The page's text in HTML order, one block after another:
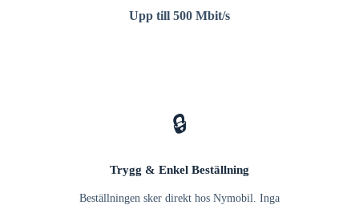
Upp till 500 Mbit/s
🔒
Trygg & Enkel Beställning
Beställningen sker direkt hos Nymobil. Inga